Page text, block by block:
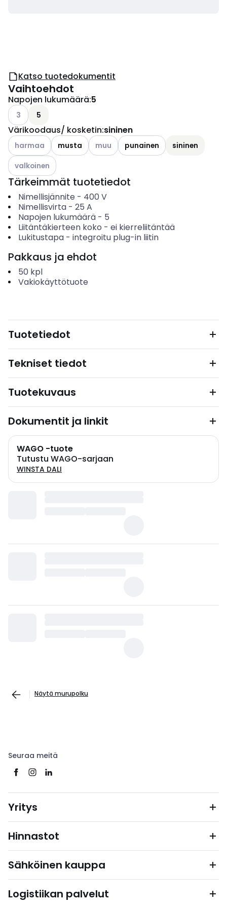
Katso tuotedokumentit
Vaihtoehdot
Napojen lukumäärä:5
Katso käytettävissä olevat vaihtoehdot
3 5
Värikoodaus/ kosketin:sininen
Katso käytettävissä olevat vaihtoehdot
harmaa musta Katso käytettävissä olevat
muu punainen
sininen
Katso käytettävissä olevat vaihtoehdot
valkoinen
Tärkeimmät tuotetiedot
Nimellisjännite - 400 V
Nimellisvirta- 25 A
Napojen lukumäärä- 5
Liitäntäkierteen koko - ei kierreliitäntää
Lukitustapa- integroitu plug-in liitin
Pakkaus ja ehdot
50 kpl
Vakiokäyttötuote
Tuotetiedot
Tekniset tiedot
Tuotekuvaus
Dokumentit ja linkit
WAGO -tuote
Tutustu WAGO-sarjaan
WINSTA DALI
Näytä murupolku
Seuraa meitä
Yritys
Hinnastot
Sähköinen kauppa
Logistiikan palvelut